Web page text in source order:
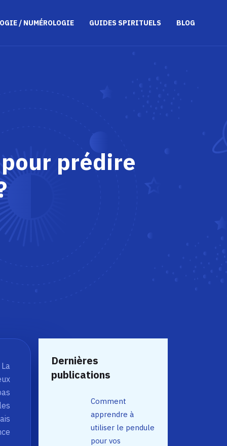
/ NUMÉROLOGIE GUIDES SPIRITUELS BLOG
prédire
Dernières
publications
Comment
apprendre à
utiliser le pendule
pour vos